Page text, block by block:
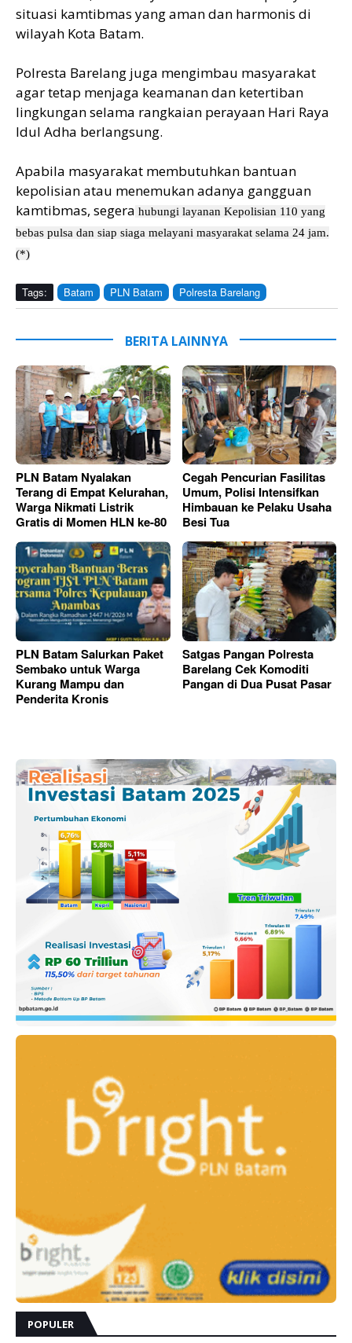
situasi kamtibmas yang aman dan harmonis di
wilayah Kota Batam.
Polresta Barelang juga mengimbau masyarakat
agar tetap menjaga keamanan dan ketertiban
lingkungan selama rangkaian perayaan Hari Raya
Idul Adha berlangsung.
Apabila masyarakat membutuhkan bantuan
kepolisian atau menemukan adanya gangguan
kamtibmas, segera hubungi layanan Kepolisian 110 yang
bebas pulsa dan siap siaga melayani masyarakat selama 24 jam.
(*)
Tags: Batam PLN Batam Polresta Barelang
BERITA LAINNYA
PLN Batam Nyalakan
Terang di Empat Kelurahan,
Warga Nikmati Listrik
Gratis di Momen HLN ke-80
Cegah Pencurian Fasilitas
Umum, Polisi Intensifkan
Himbauan ke Pelaku Usaha
Besi Tua
PLN Batam Salurkan Paket
Sembako untuk Warga
Kurang Mampu dan
Penderita Kronis
Satgas Pangan Polresta
Barelang Cek Komoditi
Pangan di Dua Pusat Pasar
POPULER